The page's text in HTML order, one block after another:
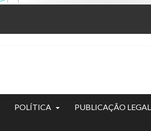
POLÍTICA PUBLICAÇÃO LEGAL